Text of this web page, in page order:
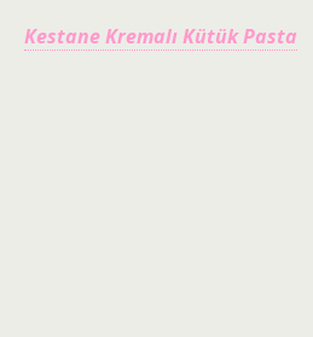
Kestane Kremalı Kütük Pasta